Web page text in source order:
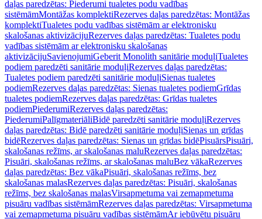
daļas paredzētas: Piederumi tualetes podu vadības
sistēmāmMontāžas komplektiRezerves daļas paredzētas: Montāžas
komplektiTualetes podu vadības sistēmām ar elektronisku
skalošanas aktivizācijuRezerves daļas paredzētas: Tualetes podu
vadības sistēmām ar elektronisku skalošanas
aktivizācijuSavienojumiGeberit Monolith sanitārie moduļiTualetes
podiem paredzēti sanitārie moduļiRezerves daļas paredzētas:
Tualetes podiem paredzēti sanitārie moduļiSienas tualetes
podiemRezerves daļas paredzētas: Sienas tualetes podiemGrīdas
tualetes podiemRezerves daļas paredzētas: Grīdas tualetes
podiemPiederumiRezerves daļas paredzētas:
PiederumiPalīgmateriāliBidē paredzēti sanitārie moduļiRezerves
daļas paredzētas: Bidē paredzēti sanitārie moduļiSienas un grīdas
bidēRezerves daļas paredzētas: Sienas un grīdas bidēPisuārsPisuāri,
skalošanas režīms, ar skalošanas maluRezerves daļas paredzētas:
Pisuāri, skalošanas režīms, ar skalošanas maluBez vākaRezerves
daļas paredzētas: Bez vākaPisuāri, skalošanas režīms, bez
skalošanas malasRezerves daļas paredzētas: Pisuāri, skalošanas
režīms, bez skalošanas malasVirsapmetuma vai zemapmetuma
pisuāru vadības sistēmāmRezerves daļas paredzētas: Virsapmetuma
vai zemapmetuma pisuāru vadības sistēmāmAr iebūvētu pisuāru